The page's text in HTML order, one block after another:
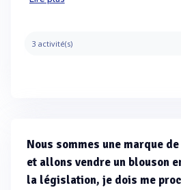
3 activité(s)
Nous sommes une marque
et allons vendre un blouson
la législation, je dois me